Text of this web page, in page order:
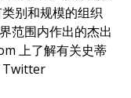
别和规模的组织
范围内作出的杰出
上了解有关史蒂
Twitter